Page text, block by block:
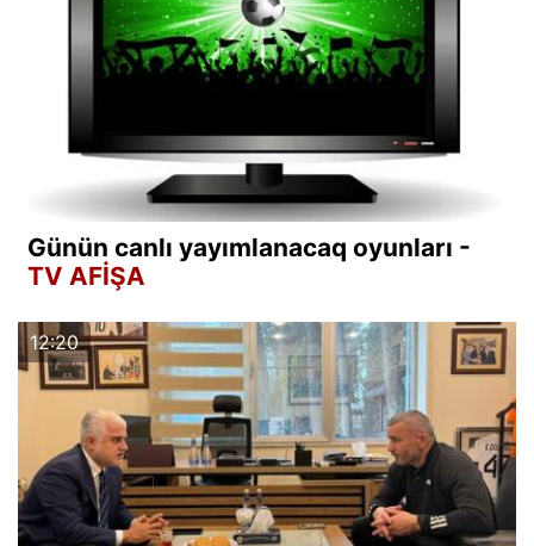
Günün canlı yayımlanacaq oyunları -
TV AFİŞA
12:20